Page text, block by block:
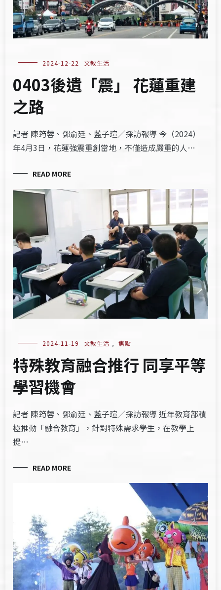
2024-12-22 文教生活
0403後遺「震」 花蓮重建
之路
記者 陳筠蓉、鄧俞廷、藍子瑄／採訪報導 今（2024）
年4月3日，花蓮強震重創當地，不僅造成嚴重的人…
READ MORE
2024-11-19 文教生活 , 焦點
特殊教育融合推行 同享平等
學習機會
記者 陳筠蓉、鄧俞廷、藍子瑄／採訪報導 近年教育部積
極推動「融合教育」，針對特殊需求學生，在教學上
提…
READ MORE